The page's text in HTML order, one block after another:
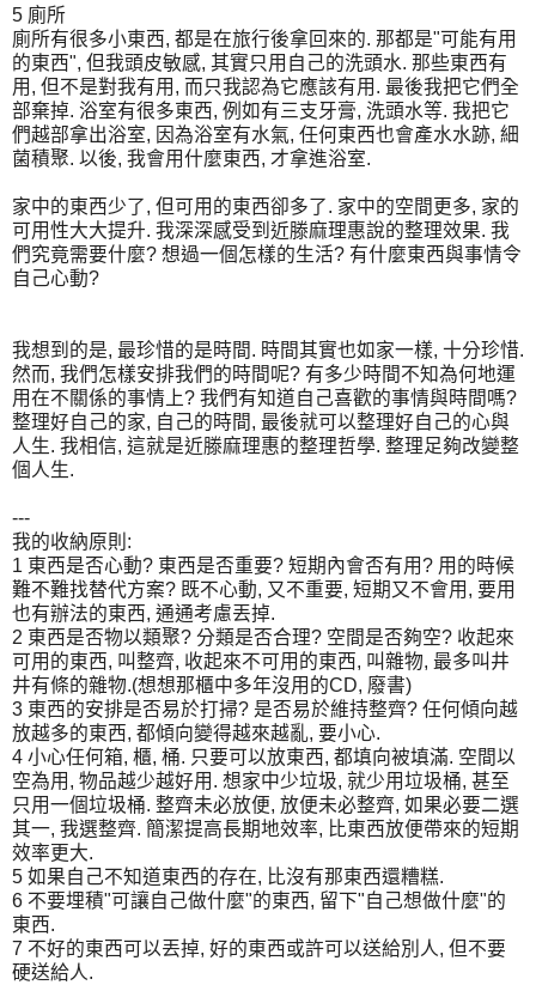
5 廁所
廁所有很多小東西, 都是在旅行後拿回來的. 那都是"可能有用
的東西", 但我頭皮敏感, 其實只用自己的洗頭水. 那些東西有
用, 但不是對我有用, 而只我認為它應該有用. 最後我把它們全
部棄掉. 浴室有很多東西, 例如有三支牙膏, 洗頭水等. 我把它
們越部拿出浴室, 因為浴室有水氣, 任何東西也會產水水跡, 細
菌積聚. 以後, 我會用什麼東西, 才拿進浴室.
家中的東西少了, 但可用的東西卻多了. 家中的空間更多, 家的
可用性大大提升. 我深深感受到近滕麻理惠說的整理效果. 我
們究竟需要什麼? 想過一個怎樣的生活? 有什麼東西與事情令
自己心動?
我想到的是, 最珍惜的是時間. 時間其實也如家一樣, 十分珍惜.
然而, 我們怎樣安排我們的時間呢? 有多少時間不知為何地運
用在不關係的事情上? 我們有知道自己喜歡的事情與時間嗎?
整理好自己的家, 自己的時間, 最後就可以整理好自己的心與
人生. 我相信, 這就是近滕麻理惠的整理哲學. 整理足夠改變整
個人生.
---
我的收納原則:
1 東西是否心動? 東西是否重要? 短期內會否有用? 用的時候
難不難找替代方案? 既不心動, 又不重要, 短期又不會用, 要用
也有辦法的東西, 通通考慮丟掉.
2 東西是否物以類聚? 分類是否合理? 空間是否夠空? 收起來
可用的東西, 叫整齊, 收起來不可用的東西, 叫雜物, 最多叫井
井有條的雜物.(想想那櫃中多年沒用的CD, 廢書)
3 東西的安排是否易於打掃? 是否易於維持整齊? 任何傾向越
放越多的東西, 都傾向變得越來越亂, 要小心.
4 小心任何箱, 櫃, 桶. 只要可以放東西, 都填向被填滿. 空間以
空為用, 物品越少越好用. 想家中少垃圾, 就少用垃圾桶, 甚至
只用一個垃圾桶. 整齊未必放便, 放便未必整齊, 如果必要二選
其一, 我選整齊. 簡潔提高長期地效率, 比東西放便帶來的短期
效率更大.
5 如果自己不知道東西的存在, 比沒有那東西還糟糕.
6 不要埋積"可讓自己做什麼"的東西, 留下"自己想做什麼"的
東西.
7 不好的東西可以丟掉, 好的東西或許可以送給別人, 但不要
硬送給人.